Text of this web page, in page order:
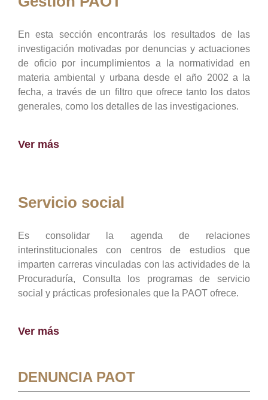
En esta sección encontrarás los resultados de las
investigación motivadas por denuncias y actuaciones
de oficio por incumplimientos a la normatividad en
materia ambiental y urbana desde el año 2002 a la
fecha, a través de un filtro que ofrece tanto los datos
generales, como los detalles de las investigaciones.
Ver más
Servicio social
Es consolidar la agenda de relaciones
interinstitucionales con centros de estudios que
imparten carreras vinculadas con las actividades de la
Procuraduría, Consulta los programas de servicio
social y prácticas profesionales que la PAOT ofrece.
Ver más
DENUNCIA PAOT